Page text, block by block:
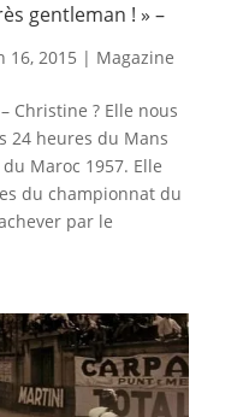
gentleman ! » –
16, 2015 | Magazine
Christine ? Elle nous
24 heures du Mans
Maroc 1957. Elle
du championnat du
par le